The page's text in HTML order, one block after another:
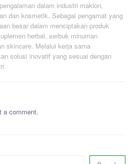
dalam industri maklon,
dan kosmetik. Sebagai pengamat yang
besar dalam menciptakan produk
herbal, serbuk minuman
skincare. Melalui kerja sama
solusi inovatif yang sesuai dengan
a comment.